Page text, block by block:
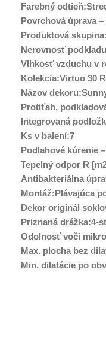
Farebný
Povrchová úprava –
Produktová
Nerovnosť
Vlhkosť vzduchu v
Kolekcia:Virtuo 30
Názov
Protiťah,
Integrovaná
Ks v balení:7
Podlahové kúrenie
Tepelný odpor R
Antibakteriálna
Montáž:Plávajúca
Dekor originál
Priznaná drážka:4-
Odolnosť voči
Max. plocha bez
Min. dilatácie po